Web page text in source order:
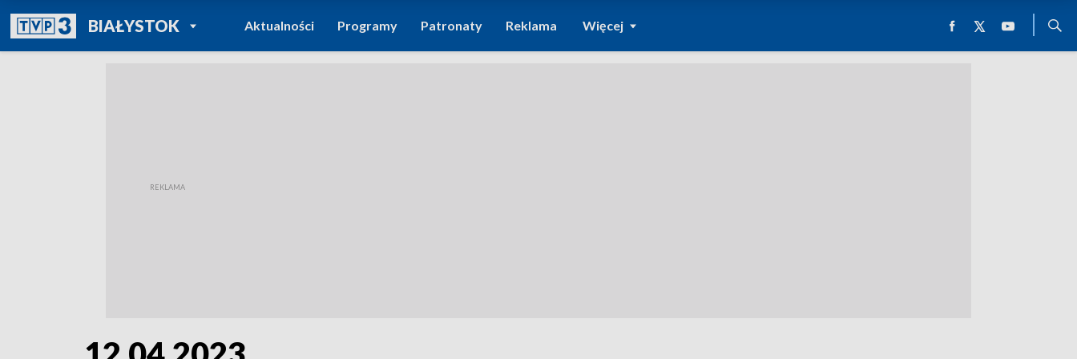
BIAŁYSTOKPOWRÓT DO
TVP REGIONY
Aktualności Programy Patronaty Reklama Więcej